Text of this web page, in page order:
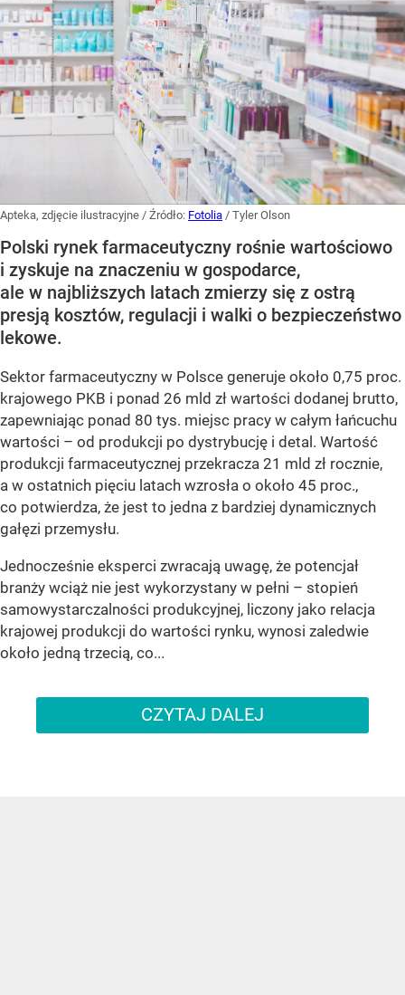
Apteka, zdjęcie ilustracyjne / Źródło: Fotolia / Tyler Olson
Polski rynek farmaceutyczny rośnie wartościowo
i zyskuje na znaczeniu w gospodarce,
ale w najbliższych latach zmierzy się z ostrą
presją kosztów, regulacji i walki o bezpieczeństwo
lekowe.
Sektor farmaceutyczny w Polsce generuje około 0,75 proc.
krajowego PKB i ponad 26 mld zł wartości dodanej brutto,
zapewniając ponad 80 tys. miejsc pracy w całym łańcuchu
wartości – od produkcji po dystrybucję i detal. Wartość
produkcji farmaceutycznej przekracza 21 mld zł rocznie,
a w ostatnich pięciu latach wzrosła o około 45 proc.,
co potwierdza, że jest to jedna z bardziej dynamicznych
gałęzi przemysłu.
Jednocześnie eksperci zwracają uwagę, że potencjał
branży wciąż nie jest wykorzystany w pełni – stopień
samowystarczalności produkcyjnej, liczony jako relacja
krajowej produkcji do wartości rynku, wynosi zaledwie
około jedną trzecią, co...
CZYTAJ DALEJ